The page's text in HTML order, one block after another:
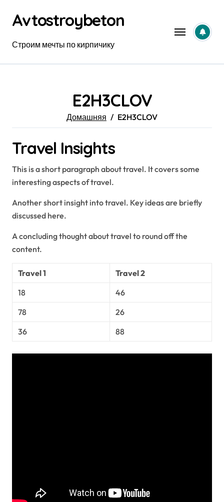
содержанию
Avtostroybeton
Строим мечты по кирпичику
E2H3CLOV
Домашняя E2H3CLOV
Travel Insights
This is a short paragraph about travel. It covers some
interesting aspects of travel.
Another short insight into travel. Key ideas are briefly
discussed here.
A concluding thought about travel to round off the
content.
Travel 1
Travel 2
18
46
78
26
36
88